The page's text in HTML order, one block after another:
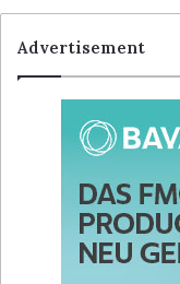
Advertisement